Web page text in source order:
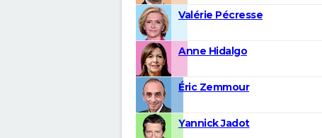
Valérie Pécresse
Anne Hidalgo
Éric Zemmour
Yannick Jadot